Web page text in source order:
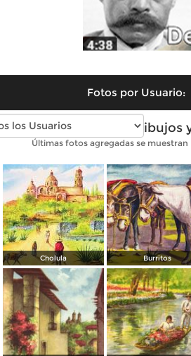
Fotos por Usuario:
Fotos antiguas de Dibujos
Últimas fotos agregadas se muestran
Cholula Burritos